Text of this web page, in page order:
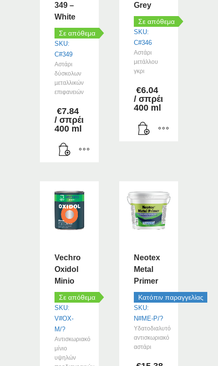
349 –
White
Σε απόθεμα
SKU:
C#349
Αστάρι
δύσκολων
µεταλλικών
επιφανειών
€7.84
/ σπρέι
400 ml
Grey
Σε απόθεμα
SKU:
C#346
Αστάρι
μετάλλου
γκρι
€6.04
/ σπρέι
400 ml
Vechro
Oxidol
Minio
Σε απόθεμα
SKU:
V#OX-
M/?
Αντισκωριακό
μίνιο
υψηλών
Neotex
Metal
Primer
Κατόπιν παραγγελίας
SKU:
N#ME-P/?
Υδατοδιαλυτό
αντισκωριακό
αστάρι